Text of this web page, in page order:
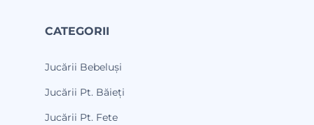
CATEGORII
Jucării Bebeluși
Jucării Pt. Băieți
Jucării Pt. Fete